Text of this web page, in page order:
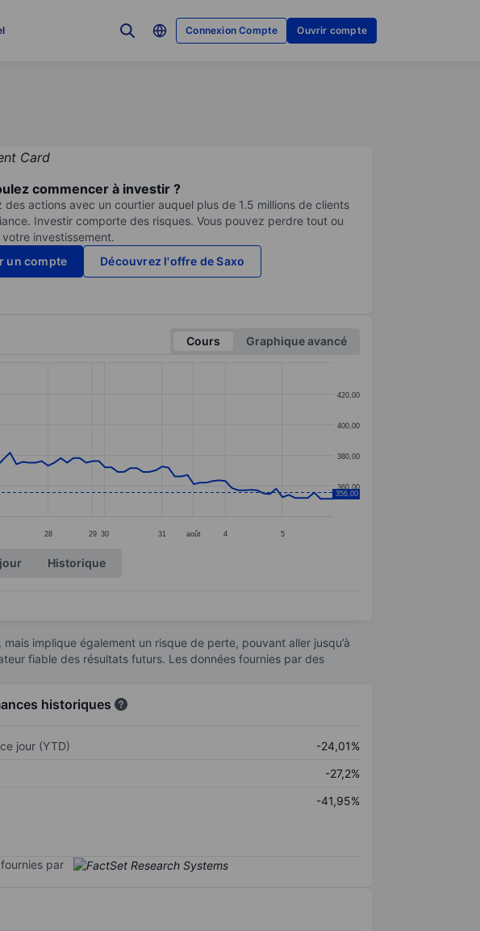
Connexion Compte Ouvrir compte
commencer à investir ?
des actions avec un courtier auquel plus de 1.5 millions de clients
Investir comporte des risques. Vous pouvez perdre tout ou
investissement.
un compte
Découvrez l'offre de Saxo
Cours
Graphique avancé
28 29 30 31 août 4 5
360,00
380,00
400,00
420,00
356,00
Historique
implique également un risque de perte, pouvant aller jusqu’à
fiable des résultats futurs. Les données fournies par des
historiques
jour (YTD)
-24,01%
-27,2%
-41,95%
par